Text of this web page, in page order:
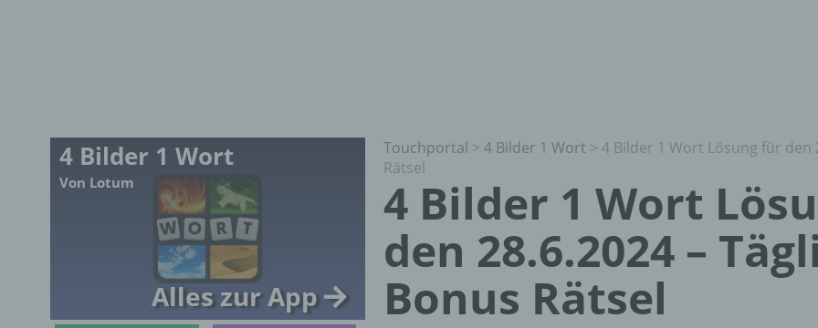
Touchportal > 4 Bilder 1 Wort > 4 Bilder 1 Wort Lösung für den
Rätsel
4 Bilder 1 Wort
den 28.6.2024 –
Bonus Rätsel
4 Bilder 1 Wort
Von Lotum
Alles zur App